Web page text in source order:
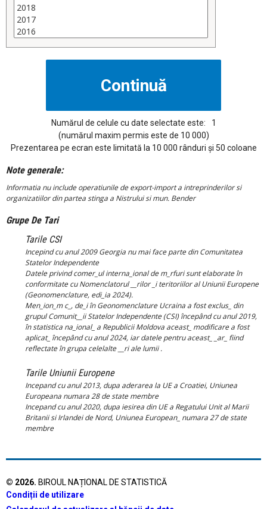
Numărul de celule cu date selectate este:
1
(numărul maxim permis este de 10 000)
Prezentarea pe ecran este limitată la 10 000 rânduri și 50 coloane
Note generale:
Informatia nu include operatiunile de export-import a intreprinderilor si
organizatiilor din partea stinga a Nistrului si mun. Bender
Grupe De Tari
Tarile CSI
Incepind cu anul 2009 Georgia nu mai face parte din Comunitatea
Statelor Independente
Datele privind comer_ul interna_ional de m_rfuri sunt elaborate în
conformitate cu Nomenclatorul __rilor _i teritoriilor al Uniunii Europene
(Geonomenclature, edi_ia 2024).
Men_ion_m c_, de_i în Geonomenclature Ucraina a fost exclus_ din
grupul Comunit__ii Statelor Independente (CSI) începând cu anul 2019,
în statistica na_ional_ a Republicii Moldova aceast_ modificare a fost
aplicat_ începând cu anul 2024, iar datele pentru aceast_ _ar_ fiind
reflectate în grupa celelalte __ri ale lumii .
Tarile Uniunii Europene
Incepand cu anul 2013, dupa aderarea la UE a Croatiei, Uniunea
Europeana numara 28 de state membre
Incepand cu anul 2020, dupa iesirea din UE a Regatului Unit al Marii
Britanii si Irlandei de Nord, Uniunea European_ numara 27 de state
membre
© 2026. BIROUL NAȚIONAL DE STATISTICĂ
Condiții de utilizare